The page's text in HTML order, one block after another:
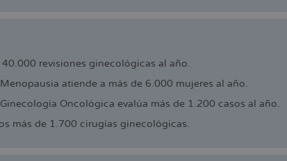
40.000 revisiones ginecológicas al año.
atiende a más de 6.000 mujeres al año.
Oncológica evalúa más de 1.200 casos al año.
más de 1.700 cirugías ginecológicas.